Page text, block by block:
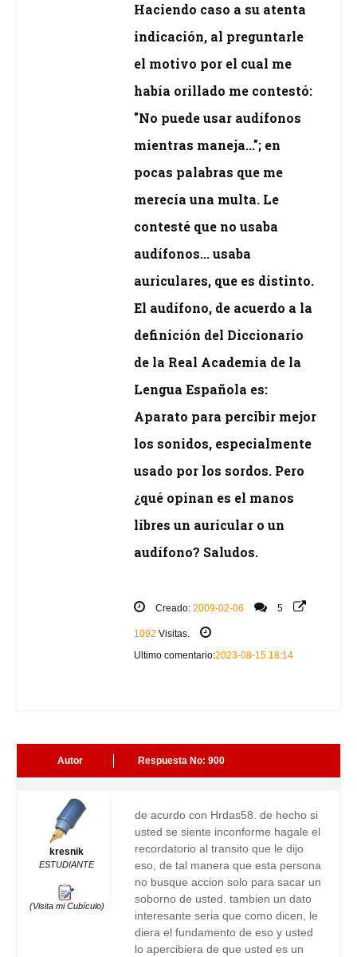
Haciendo caso a su atenta
indicación, al preguntarle
el motivo por el cual me
había orillado me contestó:
"No puede usar audífonos
mientras maneja..."; en
pocas palabras que me
merecía una multa. Le
contesté que no usaba
audífonos... usaba
auriculares, que es distinto.
El audífono, de acuerdo a la
definición del Diccionario
de la Real Academia de la
Lengua Española es:
Aparato para percibir mejor
los sonidos, especialmente
usado por los sordos. Pero
¿qué opinan es el manos
libres un auricular o un
audífono? Saludos.
Creado: 2009-02-06 5
1092 Visitas.
Ultimo comentario:2023-08-15 18:14
Autor Respuesta No: 900
kresnik
ESTUDIANTE
(Visita mi Cubículo)
de acurdo con Hrdas58. de hecho si
usted se siente inconforme hagale el
recordatorio al transito que le dijo
eso, de tal manera que esta persona
no busque accion solo para sacar un
soborno de usted. tambien un dato
interesante seria que como dicen, le
diera el fundamento de eso y usted
lo apercibiera de que usted es un